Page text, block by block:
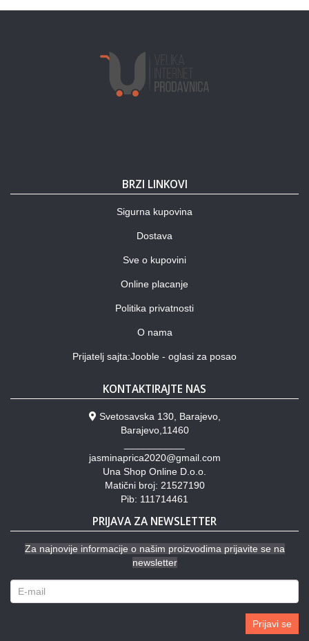
BRZI LINKOVI
Sigurna kupovina
Dostava
Sve o kupovini
Online placanje
Politika privatnosti
O nama
Prijatelj sajta:Jooble - oglasi za posao
KONTAKTIRAJTE NAS
Svetosavska 130, Barajevo,
Barajevo,11460
jasminaprica2020@gmail.com
Una Shop Online D.o.o.
Matični broj: 21527190
Pib: 111714461
PRIJAVA ZA NEWSLETTER
Za najnovije informacije o našim proizvodima prijavite se na
newsletter
Prijavi se